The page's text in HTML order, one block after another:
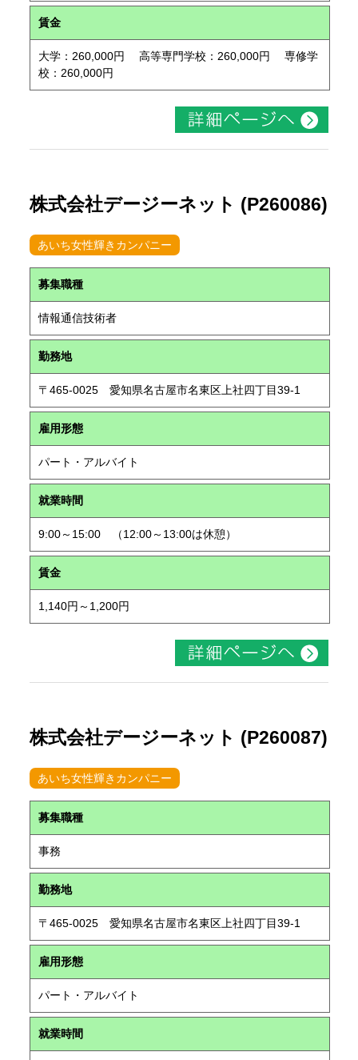
賃金
大学：260,000円 高等専門学校：260,000円 専修学
校：260,000円
株式会社デージーネット (P260086)
あいち女性輝きカンパニー
募集職種
情報通信技術者
勤務地
〒465-0025 愛知県名古屋市名東区上社四丁目39-1
雇用形態
パート・アルバイト
就業時間
9:00～15:00 （12:00～13:00は休憩）
賃金
1,140円～1,200円
株式会社デージーネット (P260087)
あいち女性輝きカンパニー
募集職種
事務
勤務地
〒465-0025 愛知県名古屋市名東区上社四丁目39-1
雇用形態
パート・アルバイト
就業時間